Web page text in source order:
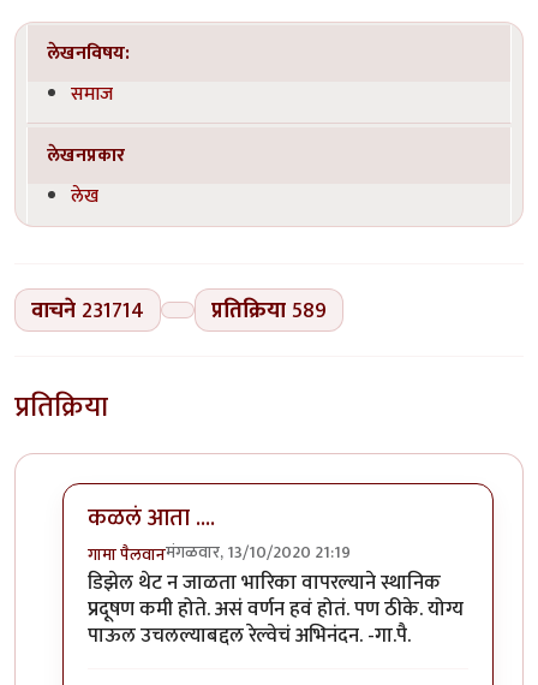
लेखनविषय:
समाज
लेखनप्रकार
लेख
वाचने 231714 प्रतिक्रिया589
प्रतिक्रिया
कळलं आता ....
गामा पैलवानमंगळवार, 13/10/2020 21:19
In reply toबातमीbyहेमंतकुमार
डिझेल थेट न जाळता भारिका वापरल्याने स्थानिक
प्रदूषण कमी होते. असं वर्णन हवं होतं. पण ठीके. योग्य
पाऊल उचलल्याबद्दल रेल्वेचं अभिनंदन. -गा.पै.